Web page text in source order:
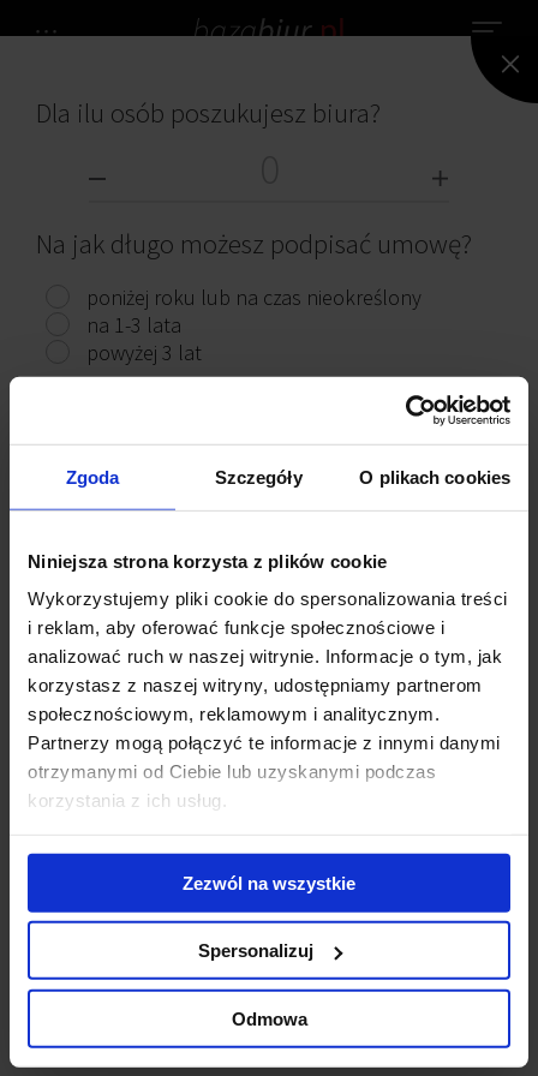
Zgoda Szczegóły O plikach cookies
Niniejsza strona korzysta z plików cookie
Wykorzystujemy pliki cookie do spersonalizowania treści
i reklam, aby oferować funkcje społecznościowe i
analizować ruch w naszej witrynie. Informacje o tym, jak
korzystasz z naszej witryny, udostępniamy partnerom
społecznościowym, reklamowym i analitycznym.
Partnerzy mogą połączyć te informacje z innymi danymi
otrzymanymi od Ciebie lub uzyskanymi podczas
korzystania z ich usług.
Zezwól na wszystkie
Spersonalizuj
Odmowa
NIE ZNALEZIONO ŻADNEGO BIURA.
Przeczytaj ciekawe artykuły
Gigantyczny
kompleks
biurowo-
hotelowy na
finiszu budowy
Modernizacja
kompleksu Diuna
- nowe centrum
konferencyjne
otwarte
Skontaktuj się z nami
Jones Lang LaSalle Sp. z o.o.
Dla ilu osób poszukujesz biura?
Na jak długo możesz podpisać umowę?
poniżej roku lub na czas nieokreślony
na 1-3 lata
powyżej 3 lat